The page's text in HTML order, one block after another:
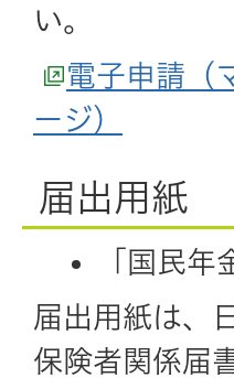
い。
電子申請（
ージ）
届出用紙
「国民
届出用紙は、
保険者関係届